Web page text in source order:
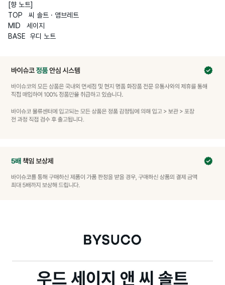
[향 노트]
TOP   씨 솔트 · 앰브레트
MID   세이지
BASE  우디 노트